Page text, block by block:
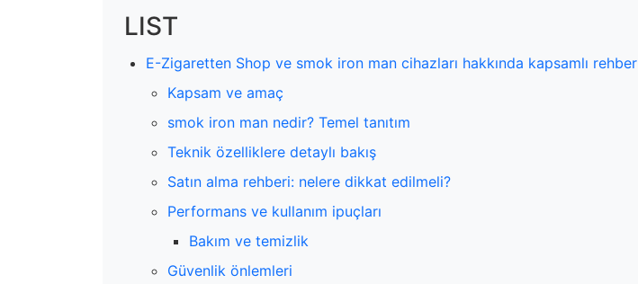
LIST
E-Zigaretten Shop ve smok iron man cihazları hakkında kapsamlı rehber
Kapsam ve amaç
smok iron man nedir? Temel tanıtım
Teknik özelliklere detaylı bakış
Satın alma rehberi: nelere dikkat edilmeli?
Performans ve kullanım ipuçları
Bakım ve temizlik
Güvenlik önlemleri